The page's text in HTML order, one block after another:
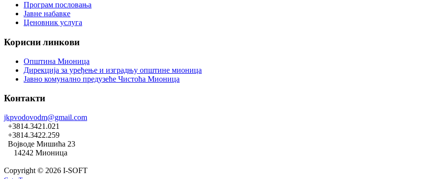
Програм пословања
Јавне набавке
Ценовник услуга
Корисни линкови
Општина Мионица
Дирекција за уређење и изградњу општине мионица
Јавно комунално предузеће Чистоћа Мионица
Контакти
jkpvodovodm@gmail.com
+3814.3421.021
+3814.3422.259
Војводе Мишића 23
14242 Мионица
Copyright © 2026 I-SOFT